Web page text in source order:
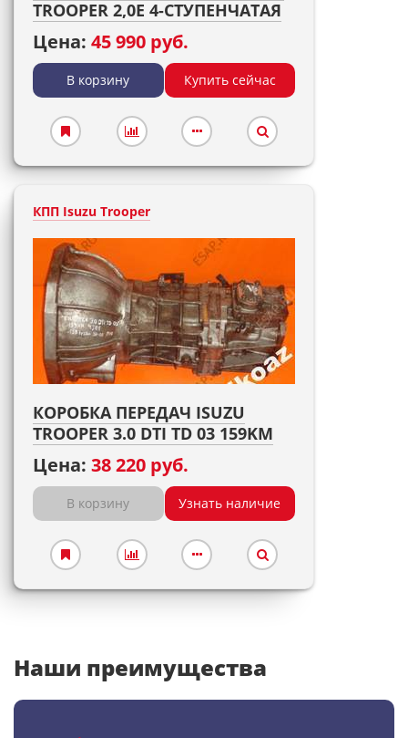
TROOPER 2,0E 4-СТУПЕНЧАТАЯ
Цена: 45 990 руб.
В корзину Купить сейчас
КПП Isuzu Trooper
КОРОБКА ПЕРЕДАЧ ISUZU
TROOPER 3.0 DTI TD 03 159KM
Цена: 38 220 руб.
В корзину Узнать наличие
Наши преимущества